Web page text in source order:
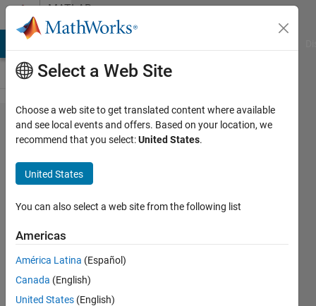
Skip to contentMATLAB
Answers
cell配
列に格
納さ​れ
ている
クラス
名によ​
って色
を変え
て画像
Select a Web Site
Choose a web site to get translated content where available
and see local events and offers. Based on your location, we
recommend that you select:United States.
United States
You can also select a web site from the following list
Americas
América Latina (Español)
Canada (English)
United States (English)